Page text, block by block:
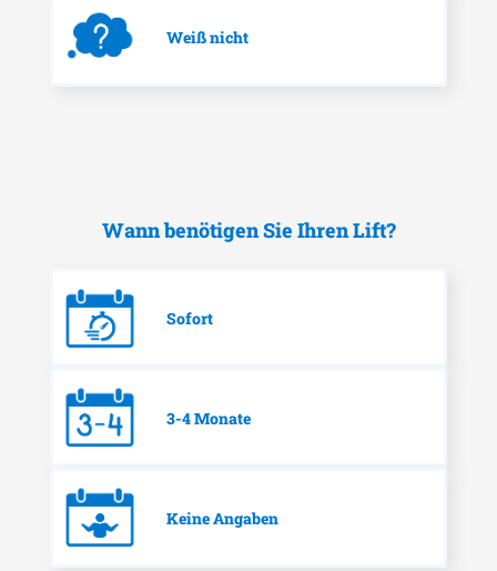
Weiß nicht
Wann benötigen Sie Ihren Lift?
Sofort
3-4 Monate
Keine Angaben